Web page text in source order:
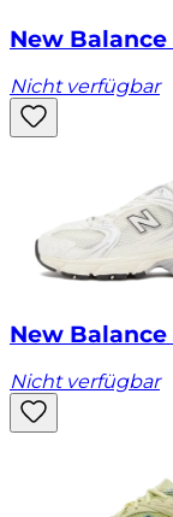
New
Nicht verfügbar
New Balance
Nicht verfügbar